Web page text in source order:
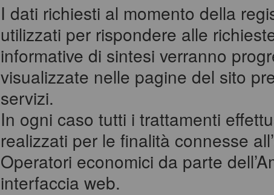
I dati richiesti al momento della
utilizzati per rispondere alle
informative di sintesi verranno
visualizzate nelle pagine del sito
servizi.
In ogni caso tutti i trattamenti
realizzati per le finalità connesse
Operatori economici da parte
interfaccia web.